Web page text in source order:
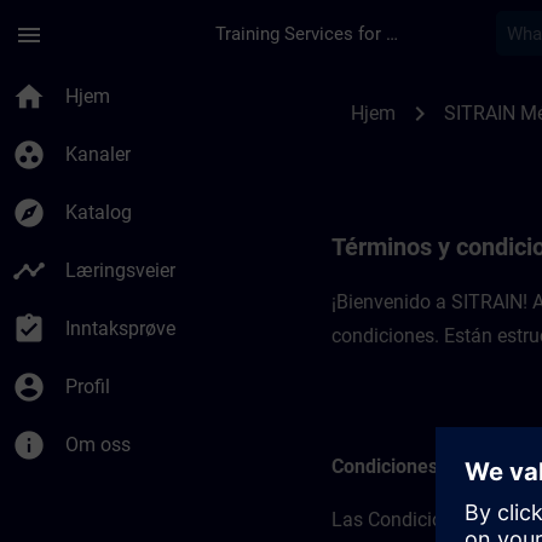
menu Training Services for Digital Industries
home Hjem
group_work Kanaler
explore Katalog
timeline Læringsveier
assignment_turned_in Inntaksprøve
account_circle Profil
info Om oss
Hjem chevron_right SITRAIN
Términos y
¡Bienvenido a
condiciones. Están
Condiciones básicas
Las Condiciones